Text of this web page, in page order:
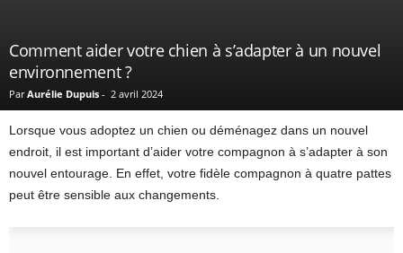
Comment aider votre chien à s’adapter à un nouvel
environnement ?
Par Aurélie Dupuis - 2 avril 2024
Lorsque vous adoptez un chien ou déménagez dans un nouvel
endroit, il est important d’aider votre compagnon à s’adapter à son
nouvel entourage. En effet, votre fidèle compagnon à quatre pattes
peut être sensible aux changements.